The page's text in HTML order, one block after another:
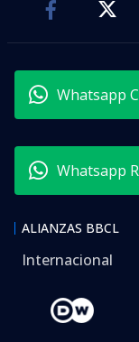
Whatsapp
Whatsapp
ALIANZAS BBCL
Internacional